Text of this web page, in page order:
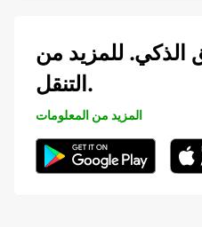
الذكي. للمزيد من
التنقل.
المزيد من المعلومات